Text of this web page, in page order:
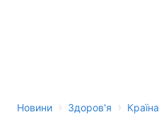
Новини › Здоров'я › Країна